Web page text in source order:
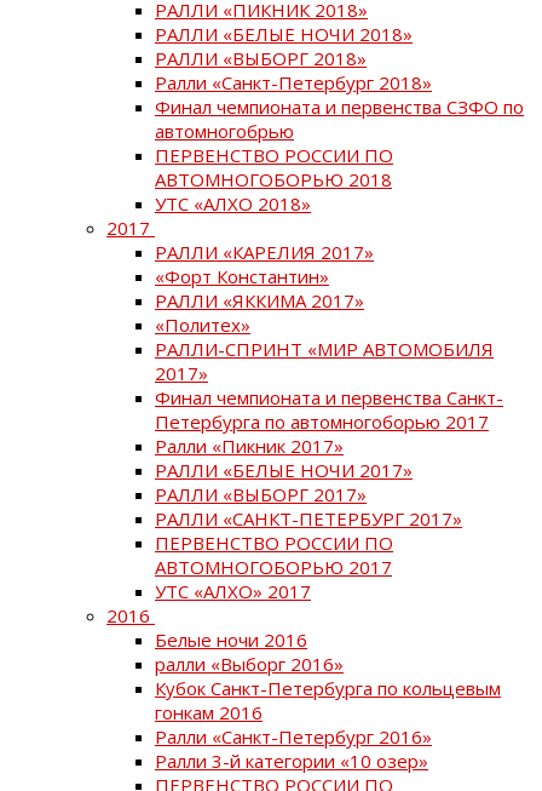
РАЛЛИ «ПИКНИК 2018»
РАЛЛИ «БЕЛЫЕ НОЧИ 2018»
РАЛЛИ «ВЫБОРГ 2018»
Ралли «Санкт-Петербург 2018»
Финал чемпионата и первенства СЗФО по
автомногобрью
ПЕРВЕНСТВО РОССИИ ПО
АВТОМНОГОБОРЬЮ 2018
УТС «АЛХО 2018»
2017
РАЛЛИ «КАРЕЛИЯ 2017»
«Форт Константин»
РАЛЛИ «ЯККИМА 2017»
«Политех»
РАЛЛИ-СПРИНТ «МИР АВТОМОБИЛЯ
2017»
Финал чемпионата и первенства Санкт-
Петербурга по автомногоборью 2017
Ралли «Пикник 2017»
РАЛЛИ «БЕЛЫЕ НОЧИ 2017»
РАЛЛИ «ВЫБОРГ 2017»
РАЛЛИ «САНКТ-ПЕТЕРБУРГ 2017»
ПЕРВЕНСТВО РОССИИ ПО
АВТОМНОГОБОРЬЮ 2017
УТС «АЛХО» 2017
2016
Белые ночи 2016
ралли «Выборг 2016»
Кубок Санкт-Петербурга по кольцевым
гонкам 2016
Ралли «Санкт-Петербург 2016»
Ралли 3-й категории «10 озер»
ПЕРВЕНСТВО РОССИИ ПО